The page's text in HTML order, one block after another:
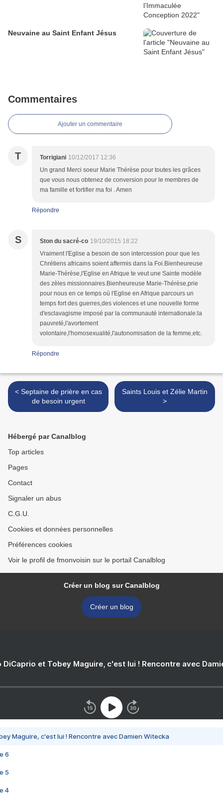
Neuvaine au Saint Enfant Jésus
Commentaires
Ajouter un commentaire
T Torrigiani 10/12/2017 12:36
Un grand Merci soeur Marie Thérèse pour toutes les grâces
que vous nous obtenez de conversion pour le membres de
ma famille et fortifier ma foi . Amen
Répondre
S Ston du sacré-co 19/10/2015 18:22
Vraiment l'Eglise a besoin de son intercession pour que les
Chrétiens africains soient affermis dans la Foi.Bienheureuse
Marie-Thérèse,l'Eglise en Afrique te veut une Sainte modèle
des zèles missionnaires.Bienheureuse Marie-Thérèse,prie
pour nous en ce temps où l'Eglise en Afrique parcours un
temps fort des guerres,des violences et une nouvelle forme
d'esclavagisme imposé par la communauté internationale:la
pauvreté,l'avortement
volontaire,l'homosexualité,l'autonomisation de la femme,etc.
Répondre
< Septaine de prière en cas
de besoin urgent
Saints Louis et Zélie Martin
>
Hébergé par Canalblog
Top articles
Pages
Contact
Signaler un abus
C.G.U.
Cookies et données personnelles
Préférences cookies
Voir le profil de fmonvoisin sur le portail Canalblog
Créer un blog sur Canalblog
Créer un blog
DiCaprio et Tobey Maguire, c'est lui ! Rencontre avec
Maguire, c'est lui ! Rencontre avec Damien Witecka
6
5
4